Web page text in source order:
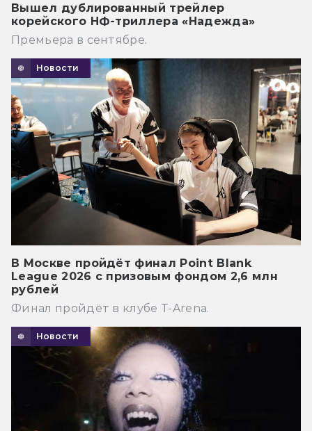
Вышел дублированный трейлер
корейского НФ-триллера «Надежда»
Премьера в сентябре.
Новости
В Москве пройдёт финал Point Blank
League 2026 с призовым фондом 2,6 млн
рублей
Финал пройдёт в клубе T-Arena.
Новости